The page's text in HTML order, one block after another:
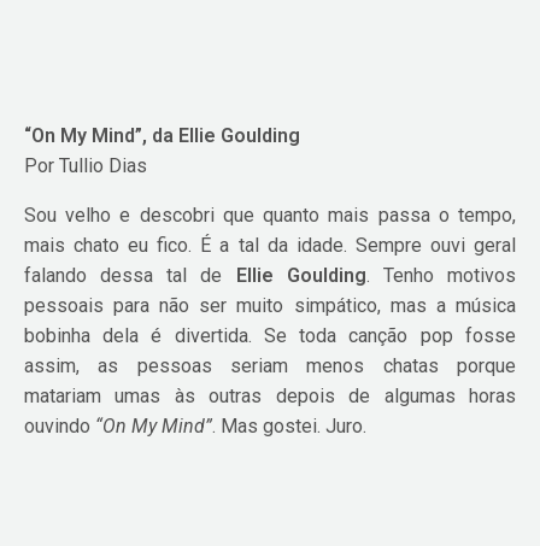
“On My Mind”, da Ellie Goulding
Por Tullio Dias
Sou velho e descobri que quanto mais passa o tempo,
mais chato eu fico. É a tal da idade. Sempre ouvi geral
falando dessa tal de Ellie Goulding. Tenho motivos
pessoais para não ser muito simpático, mas a música
bobinha dela é divertida. Se toda canção pop fosse
assim, as pessoas seriam menos chatas porque
matariam umas às outras depois de algumas horas
ouvindo “On My Mind”. Mas gostei. Juro.